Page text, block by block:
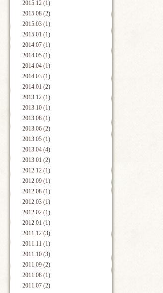
2015.12 (1)
2015.08 (2)
2015.03 (1)
2015.01 (1)
2014.07 (1)
2014.05 (1)
2014.04 (1)
2014.03 (1)
2014.01 (2)
2013.12 (1)
2013.10 (1)
2013.08 (1)
2013.06 (2)
2013.05 (1)
2013.04 (4)
2013.01 (2)
2012.12 (1)
2012.09 (1)
2012.08 (1)
2012.03 (1)
2012.02 (1)
2012.01 (1)
2011.12 (3)
2011.11 (1)
2011.10 (3)
2011.09 (2)
2011.08 (1)
2011.07 (2)